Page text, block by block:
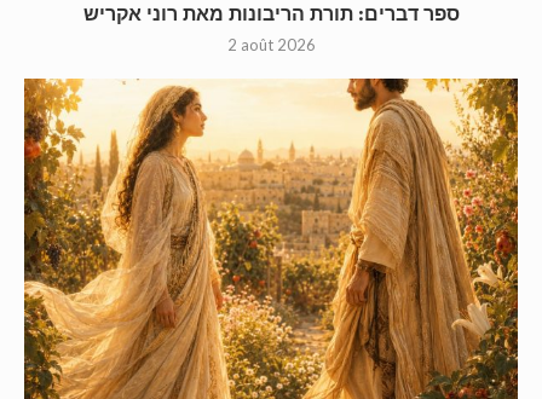
ספר דברים: תורת הריבונות מאת רוני אקריש
2 août 2026